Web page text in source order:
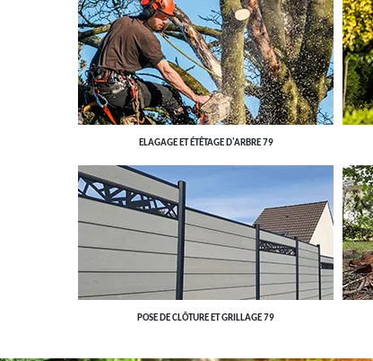
ELAGAGE ET ÉTÊTAGE D'ARBRE 79
POSE DE CLÔTURE ET GRILLAGE 79